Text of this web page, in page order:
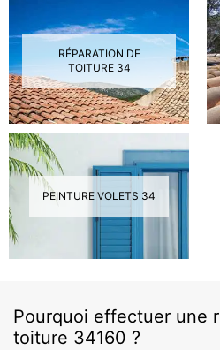
RÉPARATION DE
TOITURE 34
PEINTURE VOLETS 34
Pourquoi effectuer une
toiture 34160 ?